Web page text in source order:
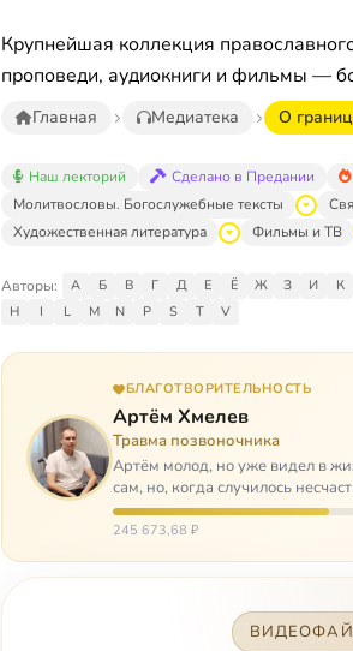
Крупнейшая коллекция
проповеди, аудиокниги и фильмы —
Главная Медиатека О
Наш лекторий Сделано в Предании
Молитвословы. Богослужебные тексты
Художественная литература
Фильмы и ТВ
Авторы: А Б В Г Д Е Ё Ж З И К
H
I L M N P S T V
БЛАГОТВОРИТЕЛЬНОСТЬ
Артём Хмелев
Травма позвоночника
Артём молод, но уже видел в
сам, но, когда случилось
И кр…
245 673,68 ₽